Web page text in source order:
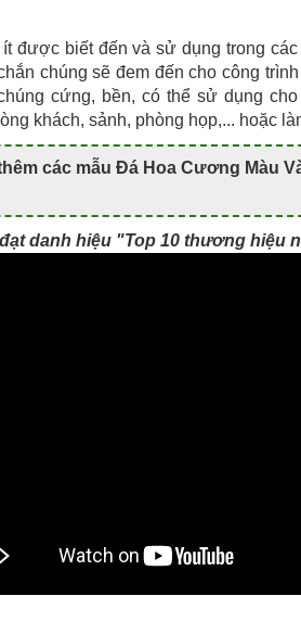
được biết đến và sử dụng trong các
chúng sẽ đem đến cho công
cứng, bền, có thể sử dụng
khách, sảnh, phòng họp,... hoặc
các mẫu Đá Hoa Cương Màu
danh hiệu "Top 10 thương hiệu